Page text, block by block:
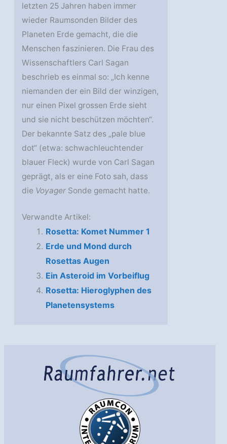
letzten 25 Jahren haben immer
wieder Raumsonden Bilder des
Planeten Erde gemacht, die die
Menschen faszinieren. Die Frau des
Wissenschaftlers Carl Sagan
beschrieb es einmal so: „Ich kenne
niemanden der ein Bild der winzigen,
nur einen Pixel grossen Erde sieht
und sie nicht beschützen möchten“.
Der bekannte Satz des „pale blue
dot“ (etwa: schwachleuchtender
blauer Fleck) wurde von Carl Sagan
geprägt, als er eine Foto sah, dass
die Voyager Sonde gemacht hatte.
Verwandte Artikel:
Rosetta: Komet Nummer 1
Erde und Mond durch
Rosettas Augen
Ein Asteroid im Vorbeiflug
Rosetta: Hieroglyphen des
Planetensystems